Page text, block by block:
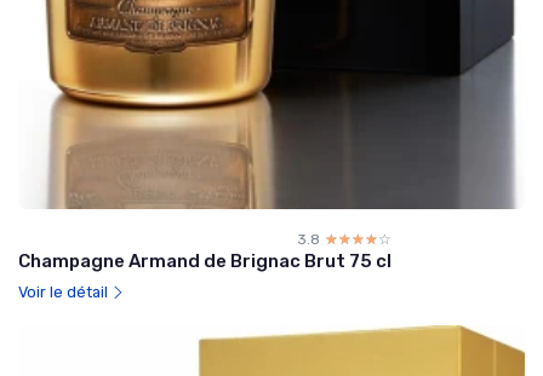
3.8 ☆☆☆☆☆
★★★★★
Champagne Armand de Brignac Brut 75 cl
Voir le détail